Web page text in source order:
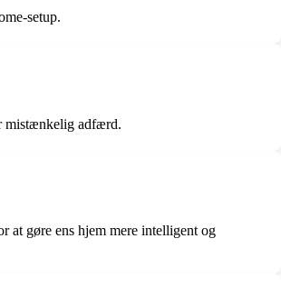
setup.
mistænkelig adfærd.
at gøre ens hjem mere intelligent og